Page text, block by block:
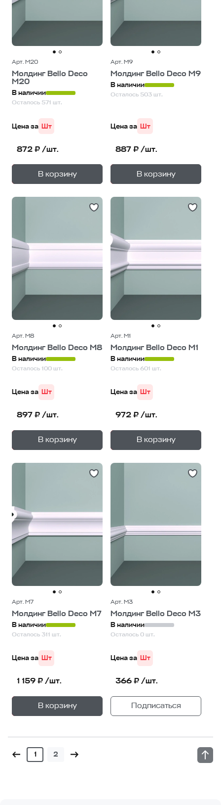
Арт. М20
Молдинг Bello Deco
М20
В наличии
Осталось 571 шт.
Цена за Шт
872 ₽ /шт.
В корзину
— 1уп.
Арт. М9
Молдинг Bello Deco М9
В наличии
Осталось 503 шт.
Цена за Шт
887 ₽ /шт.
В корзину
— 1уп.
Арт. М8
Молдинг Bello Deco М8
В наличии
Осталось 100 шт.
Цена за Шт
897 ₽ /шт.
В корзину
— 1уп.
Арт. М1
Молдинг Bello Deco М1
В наличии
Осталось 601 шт.
Цена за Шт
972 ₽ /шт.
В корзину
— 1уп.
Арт. М7
Молдинг Bello Deco М7
В наличии
Осталось 311 шт.
Цена за Шт
1 159 ₽ /шт.
В корзину
— 1уп.
Арт. М3
Молдинг Bello Deco М3
В наличии
Осталось 0 шт.
Цена за Шт
366 ₽ /шт.
Подписаться
1 2